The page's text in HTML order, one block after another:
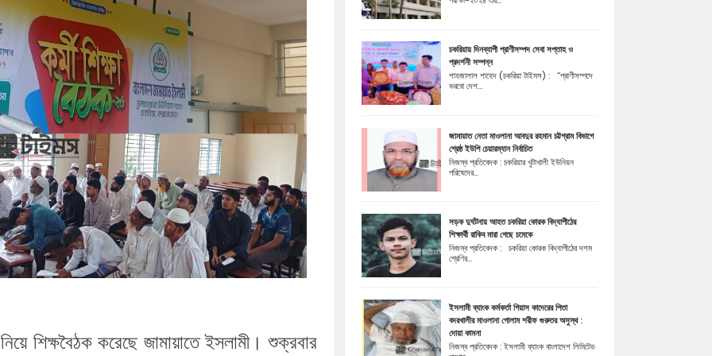
:
অনুষ্ঠিত
তাসরিফুল
শতাধিক
শিক্ষবৈঠক করেছে জামায়াতে ইসলামী। শুক্রবার
চকরিয়ায় দিনব্যাপী প্রাণীসম্পদ সেবা সপ্তাহ ও
প্রদর্শনী সম্পন্ন
শাহজালাল শাহেদ (চকরিয়া টাইমস) : “প্রাণীসম্পদে
ভরবো দেশ...
জামায়াত নেতা মাওলানা আবদুর রহমান চট্টগ্রাম বিভাগে
শ্রেষ্ঠ ইউপি চেয়ারম্যান নির্বাচিত
নিজস্ব প্রতিবেদক : চকরিয়ার খুটাখালী ইউনিয়ন
পরিষেদের...
সড়ক দুর্ঘটনায় আহত চকরিয়া কোরক বিদ্যাপীঠের
শিক্ষার্থী রাকিব মারা গেছে চমেকে
নিজস্ব প্রতিবেদক : চকরিয়া কোরক বিদ্যাপীঠের দশম
শ্রেণির...
ইসলামী ব্যাংক কর্মকর্তা গিয়াস কাদেরের পিতা
বদরখালীর মাওলানা গোলাম শরীফ গুরুতর অসুস্থ :
দোয়া কামনা
নিজস্ব প্রতিবেদক : ইসলামী ব্যাংক বাংলাদেশ লিমিটেড